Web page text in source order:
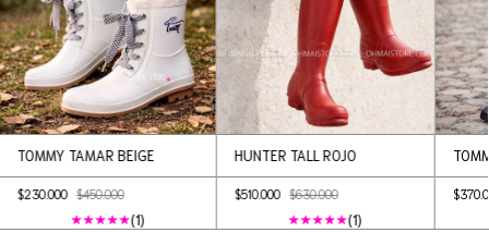
TOMMY TAMAR BEIGE
$230.000 $450.000
(1)
HUNTER TALL ROJO
$510.000 $630.000
(1)